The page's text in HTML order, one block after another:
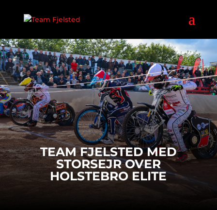
TEAM FJELSTED MED
STORSEJR OVER
HOLSTEBRO ELITE